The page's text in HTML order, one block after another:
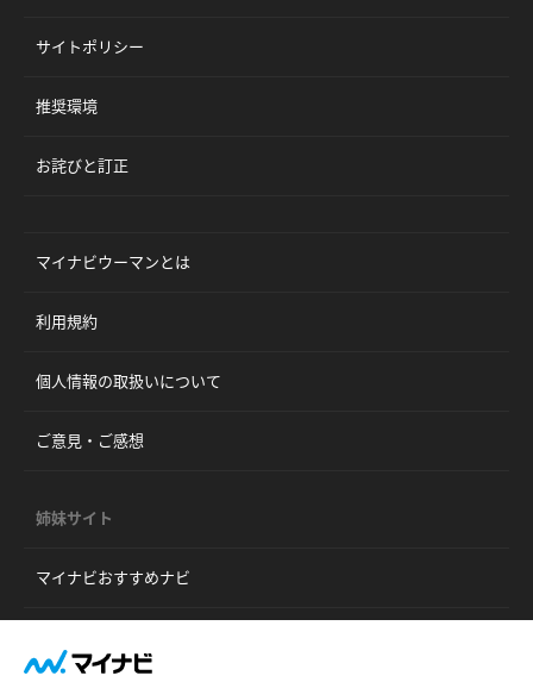
サイトポリシー
推奨環境
お詫びと訂正
マイナビウーマンとは
利用規約
個人情報の取扱いについて
ご意見・ご感想
姉妹サイト
マイナビおすすめナビ